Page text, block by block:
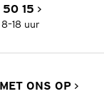
15
uur
ONS OP